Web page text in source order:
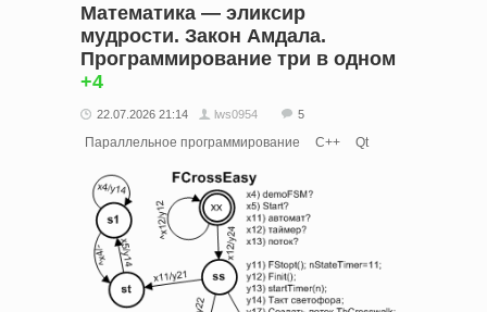
Математика — эликсир
мудрости. Закон Амдала.
Программирование три в одном
+4
22.07.2026 21:14 lws0954 5
Параллельное программирование C++ Qt